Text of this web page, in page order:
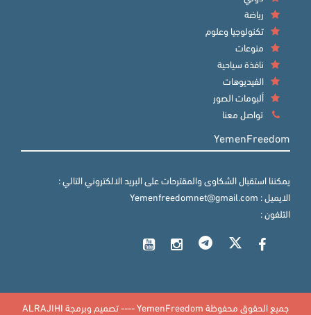
رياضة
تكنولوجيا وعلوم
منوعات
نافذة سياحية
الفيديوهات
ألبومات الصور
تواصل معنا
YemenFreedom
يمكننا استقبال الشكاوى والمقترحات على البريد الالكتروني التالي :
الايميل : Yemenfreedomnet@gmail.com
التلفون :
جميع الحقوق محفوظة YemenFreedom ---- تصميم وبرمجة ALRAJIHI